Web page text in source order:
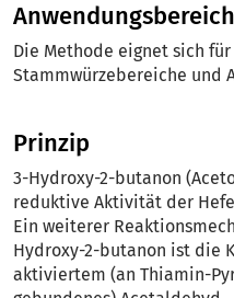
Anwendungsbereich
Die Methode eignet sich
Stammwürzebereiche und
Prinzip
3-Hydroxy-2-butanon
reduktive Aktivität der
Ein weiterer
Hydroxy-2-butanon ist die
aktiviertem (an Thiamin-